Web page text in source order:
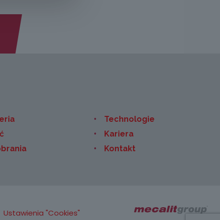
Technologie
Kariera
Kontakt
Ustawienia "Cookies"